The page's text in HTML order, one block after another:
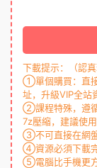
下載提示：（認
①單個購買：直
址，升級VIP全站
②課程特殊，遵
7z壓縮，建議使用
③不可直接在網盤
④資源必須下載
⑤電腦比手機更方